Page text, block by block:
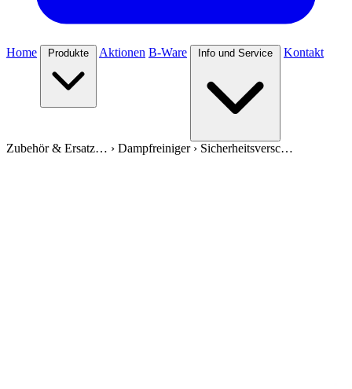
Home Produkte Aktionen B-Ware Info und Service Kontakt
Zubehör & Ersatz… › Dampfreiniger› Sicherheitsversc…